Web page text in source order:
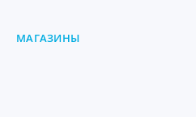
МАГАЗИНЫ